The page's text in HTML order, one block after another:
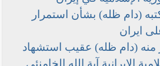
(دام ظله) بشأن استمرار
ايران
منه (دام ظله) عقيب استشهاد
الإيرانية آية الله الخامنئي.